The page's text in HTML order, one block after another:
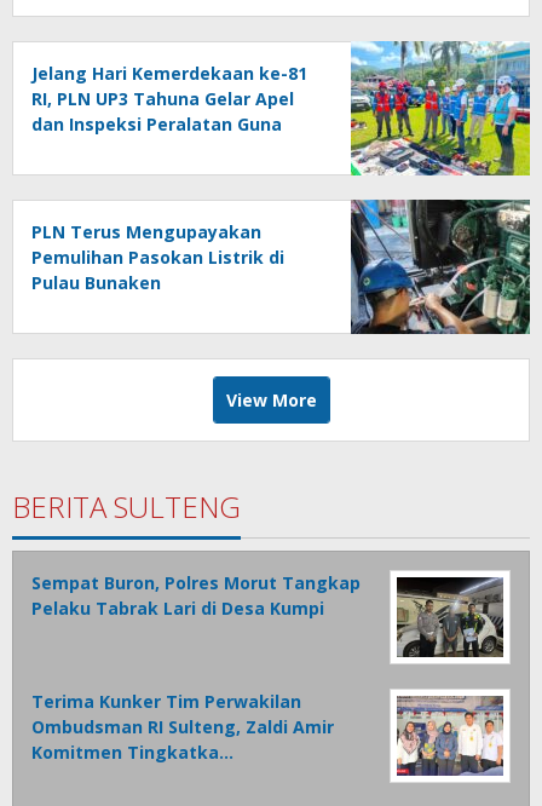
Jelang Hari Kemerdekaan ke-81
RI, PLN UP3 Tahuna Gelar Apel
dan Inspeksi Peralatan Guna
Kepulauan Nusa Utara
PLN Terus Mengupayakan
Pemulihan Pasokan Listrik di
Pulau Bunaken
View More
BERITA SULTENG
Sempat Buron, Polres Morut Tangkap
Pelaku Tabrak Lari di Desa Kumpi
Terima Kunker Tim Perwakilan
Ombudsman RI Sulteng, Zaldi Amir
Komitmen Tingkatka…